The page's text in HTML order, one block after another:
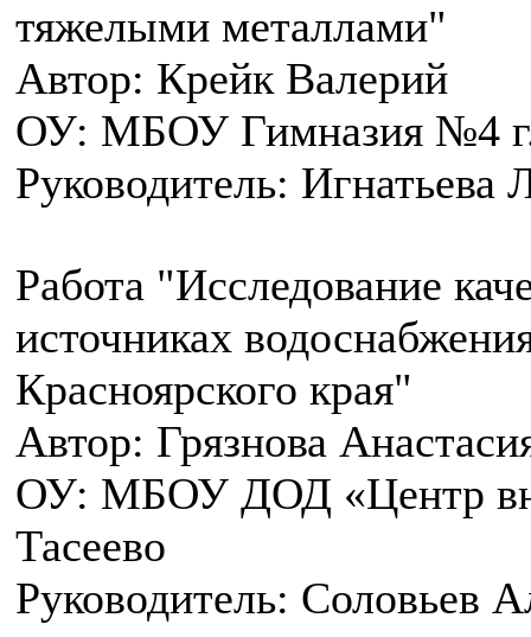
тяжелыми металлами"
Автор: Крейк Валерий
ОУ: МБОУ Гимназия №4 г.
Руководитель:
Работа "Исследование
источниках
Красноярского края"
Автор: Грязнова
ОУ: МБОУ ДОД «Центр
Тасеево
Руководитель: Соловьев